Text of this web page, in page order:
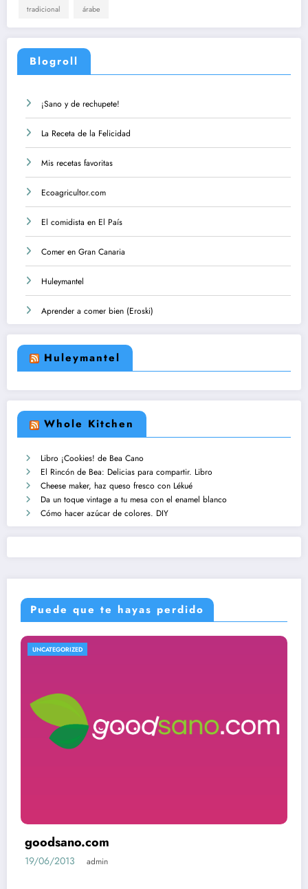
tradicional árabe
Blogroll
¡Sano y de rechupete!
La Receta de la Felicidad
Mis recetas favoritas
Ecoagricultor.com
El comidista en El País
Comer en Gran Canaria
Huleymantel
Aprender a comer bien (Eroski)
Huleymantel
Whole Kitchen
Libro ¡Cookies! de Bea Cano
El Rincón de Bea: Delicias para compartir. Libro
Cheese maker, haz queso fresco con Lékué
Da un toque vintage a tu mesa con el enamel blanco
Cómo hacer azúcar de colores. DIY
Puede que te hayas perdido
UNCATEGORIZED
goodsano.com
19/06/2013 admin